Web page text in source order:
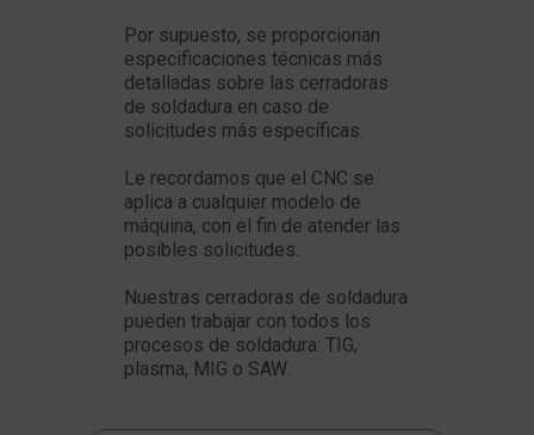
Por supuesto, se proporcionan
especificaciones técnicas más
detalladas sobre las cerradoras
de soldadura en caso de
solicitudes más específicas.
Le recordamos que el CNC se
aplica a cualquier modelo de
máquina, con el fin de atender las
posibles solicitudes.
Nuestras cerradoras de soldadura
pueden trabajar con todos los
procesos de soldadura: TIG,
plasma, MIG o SAW.